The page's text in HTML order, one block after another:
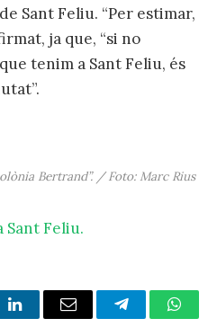
Sant Feliu. “Per estimar,
ja que, “si no
tenim a Sant Feliu, és
Bertrand”. / Foto: Marc Rius
Feliu.
LinkedInEmail Telegram